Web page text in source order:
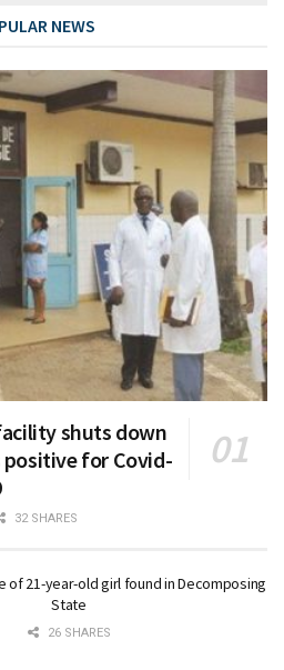
NEWS
shuts down
for Covid-
32 SHARES
of 21-year-old girl found in Decomposing
State
26 SHARES